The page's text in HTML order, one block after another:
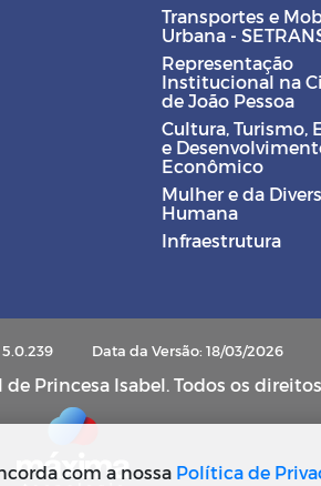
Transportes e
Urbana -
Representação
Institucional na
de João Pessoa
Cultura, Turismo,
e
Econômico
Mulher e da
Humana
Infraestrutura
Data da Versão: 18/03/2026
Princesa Isabel. Todos os
com a nossa Política de